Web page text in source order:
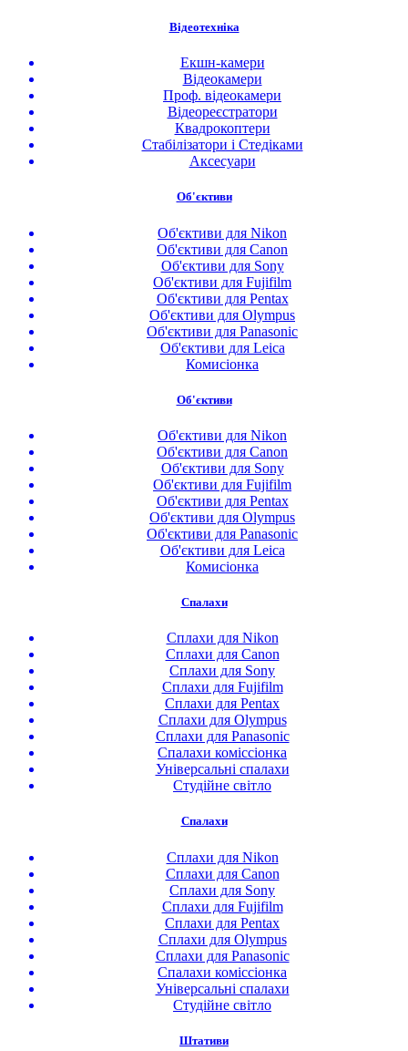
Відеотехніка
Екшн-камери
Відеокамери
Проф. відеокамери
Відеореєстратори
Квадрокоптери
Стабілізатори і Стедіками
Аксесуари
Об'єктиви
Об'єктиви для Nikon
Об'єктиви для Canon
Об'єктиви для Sony
Об'єктиви для Fujifilm
Об'єктиви для Pentax
Об'єктиви для Olympus
Об'єктиви для Panasonic
Об'єктиви для Leica
Комисіонка
Об'єктиви
Об'єктиви для Nikon
Об'єктиви для Canon
Об'єктиви для Sony
Об'єктиви для Fujifilm
Об'єктиви для Pentax
Об'єктиви для Olympus
Об'єктиви для Panasonic
Об'єктиви для Leica
Комисіонка
Спалахи
Сплахи для Nikon
Сплахи для Canon
Сплахи для Sony
Сплахи для Fujifilm
Сплахи для Pentax
Сплахи для Olympus
Сплахи для Panasonic
Спалахи коміссіонка
Універсальні спалахи
Студійне світло
Спалахи
Сплахи для Nikon
Сплахи для Canon
Сплахи для Sony
Сплахи для Fujifilm
Сплахи для Pentax
Сплахи для Olympus
Сплахи для Panasonic
Спалахи коміссіонка
Універсальні спалахи
Студійне світло
Штативи